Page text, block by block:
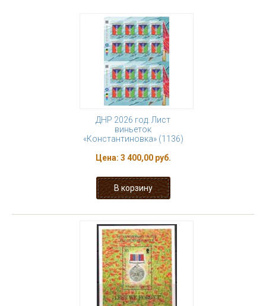
ДНР 2026 год. Лист
виньеток
«Константиновка» (1136)
Цена: 3 400,00 руб.